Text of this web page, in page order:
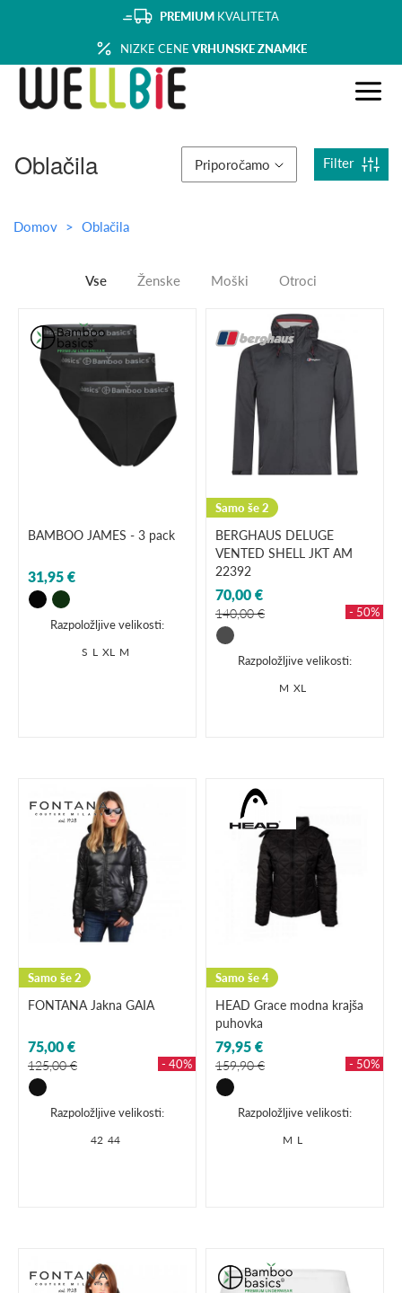
PREMIUM KVALITETA
NIZKE CENE VRHUNSKE ZNAMKE
Oblačila Priporočamo Filter
Domov Oblačila
Vse Ženske Moški Otroci
BAMBOO JAMES - 3 pack
31,95 €
Razpoložljive velikosti:
S L XL M
Samo še 2
BERGHAUS DELUGE
VENTED SHELL JKT AM
22392
70,00 €
140,00 € - 50%
Razpoložljive velikosti:
M XL
Samo še 2
FONTANA Jakna GAIA
75,00 €
125,00 € - 40%
Razpoložljive velikosti:
42 44
Samo še 4
HEAD Grace modna krajša
puhovka
79,95 €
159,90 € - 50%
Razpoložljive velikosti:
M L